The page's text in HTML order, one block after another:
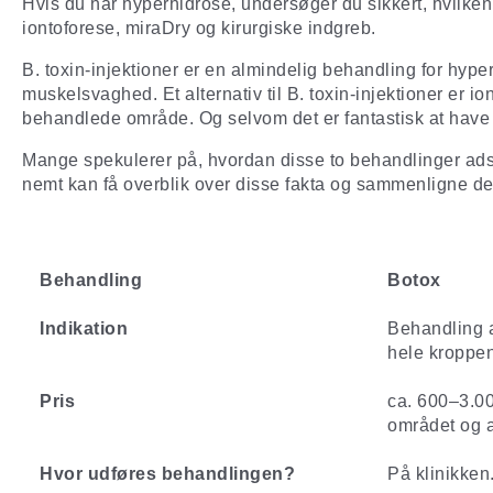
Hvis du har hyperhidrose, undersøger du sikkert,
iontoforese, miraDry og kirurgiske indgreb.
B. toxin-injektioner er en almindelig behandling for
muskelsvaghed. Et alternativ til B. toxin-injektioner er
behandlede område. Og selvom det er fantastisk at
Mange spekulerer på, hvordan disse to behandlinger
nemt kan få overblik over disse fakta og sammenligne
Behandling Botox
Indikation
Behandling
hele
Pris
ca.
området og
Hvor udføres behandlingen? På